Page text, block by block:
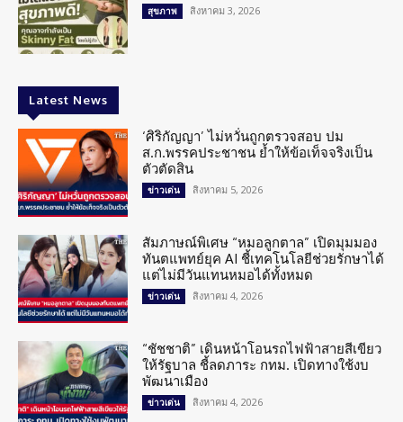
สุขภาพ สิงหาคม 3, 2026
Latest News
‘ศิริกัญญา’ ไม่หวั่นถูกตรวจสอบ ปม
ส.ก.พรรคประชาชน ย้ำให้ข้อเท็จจริงเป็น
ตัวตัดสิน
ข่าวเด่น สิงหาคม 5, 2026
สัมภาษณ์พิเศษ “หมอลูกตาล” เปิดมุมมอง
ทันตแพทย์ยุค AI ชี้เทคโนโลยีช่วยรักษาได้
แต่ไม่มีวันแทนหมอได้ทั้งหมด
ข่าวเด่น สิงหาคม 4, 2026
“ชัชชาติ” เดินหน้าโอนรถไฟฟ้าสายสีเขียว
ให้รัฐบาล ชี้ลดภาระ กทม. เปิดทางใช้งบ
พัฒนาเมือง
ข่าวเด่น สิงหาคม 4, 2026